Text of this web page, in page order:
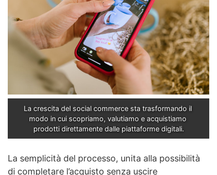
La crescita del social commerce sta trasformando il
modo in cui scopriamo, valutiamo e acquistiamo
prodotti direttamente dalle piattaforme digitali.
La semplicità del processo, unita alla possibilità
di completare l’acquisto senza uscire